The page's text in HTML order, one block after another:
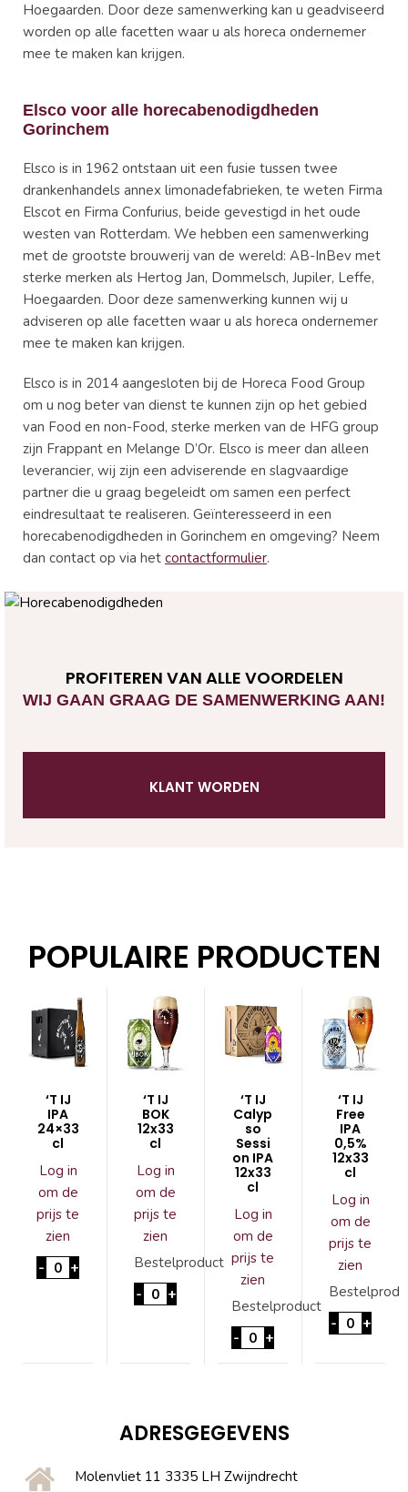
Hoegaarden. Door deze samenwerking kan u geadviseerd
worden op alle facetten waar u als horeca ondernemer
mee te maken kan krijgen.
Elsco voor alle horecabenodigdheden
Gorinchem
Elsco is in 1962 ontstaan uit een fusie tussen twee
drankenhandels annex limonadefabrieken, te weten Firma
Elscot en Firma Confurius, beide gevestigd in het oude
westen van Rotterdam. We hebben een samenwerking
met de grootste brouwerij van de wereld: AB-InBev met
sterke merken als Hertog Jan, Dommelsch, Jupiler, Leffe,
Hoegaarden. Door deze samenwerking kunnen wij u
adviseren op alle facetten waar u als horeca ondernemer
mee te maken kan krijgen.
Elsco is in 2014 aangesloten bij de Horeca Food Group
om u nog beter van dienst te kunnen zijn op het gebied
van Food en non-Food, sterke merken van de HFG group
zijn Frappant en Melange D’Or. Elsco is meer dan alleen
leverancier, wij zijn een adviserende en slagvaardige
partner die u graag begeleidt om samen een perfect
eindresultaat te realiseren. Geïnteresseerd in een
horecabenodigdheden in Gorinchem en omgeving? Neem
dan contact op via het contactformulier.
PROFITEREN VAN ALLE VOORDELEN
WIJ GAAN GRAAG DE SAMENWERKING AAN!
KLANT WORDEN
POPULAIRE PRODUCTEN
‘T IJ
IPA
24×33
cl
Log in
om de
prijs te
zien
-'T IJ IPA 24x33 cl aantal
+
‘T IJ
BOK
12x33
cl
Log in
om de
prijs te
zien
Bestelproduct
-'T IJ BOK 12x33cl aantal
+
‘T IJ
Calyp
so
Sessi
on IPA
12x33
cl
Log in
om de
prijs te
zien
Bestelproduct
-'T IJ Calypso Session
+
‘T IJ
Free
IPA
0,5%
12x33
cl
Log in
om de
prijs te
zien
-'T IJ Free
+
ADRESGEGEVENS
Molenvliet 11 3335 LH Zwijndrecht